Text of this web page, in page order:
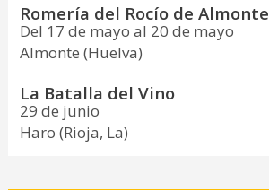
Romería del Rocío de Almonte
Del 17 de mayo al 20 de mayo
Almonte (Huelva)
La Batalla del Vino
29 de junio
Haro (Rioja, La)